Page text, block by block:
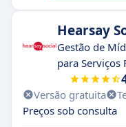
Hearsay
Gestão de
para Serviços
Versão gratuita
Preços sob consulta